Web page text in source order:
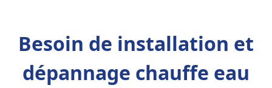
Besoin de installation et
dépannage chauffe eau